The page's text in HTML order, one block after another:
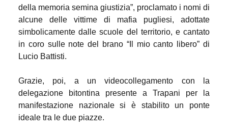
della memoria semina giustizia”, proclamato i nomi di
alcune delle vittime di mafia pugliesi, adottate
simbolicamente dalle scuole del territorio, e cantato
in coro sulle note del brano “Il mio canto libero” di
Lucio Battisti.
Grazie, poi, a un videocollegamento con la
delegazione bitontina presente a Trapani per la
manifestazione nazionale si è stabilito un ponte
ideale tra le due piazze.